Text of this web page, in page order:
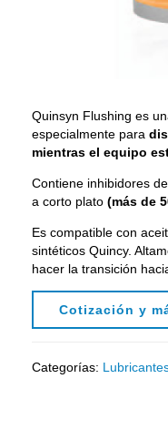
Quinsyn Flushing es
especialmente para
mientras el equipo
Contiene inhibidores
a corto plato (más de
Es compatible con
sintéticos Quincy.
hacer la transición
Cotización y
Categorías: